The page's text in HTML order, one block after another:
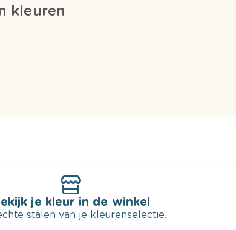
kleuren
je kleur in de winkel
stalen van je kleurenselectie.